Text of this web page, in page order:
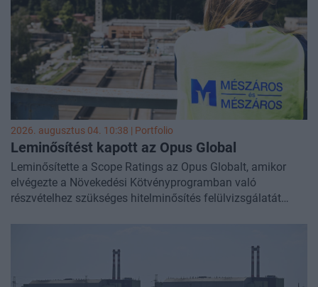
finanszírozás és a gazdák szorosabb összefogása felé
tereli az ágazatot - írta azAgrárszektor .
2026. augusztus 04. 10:38 | Portfolio
Leminősítést kapott az Opus Global
Leminősítette a Scope Ratings az Opus Globalt, amikor
elvégezte a Növekedési Kötvényprogramban való
részvételhez szükséges hitelminősítés felülvizsgálatát